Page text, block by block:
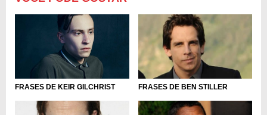
FRASES DE KEIR GILCHRIST FRASES DE BEN STILLER